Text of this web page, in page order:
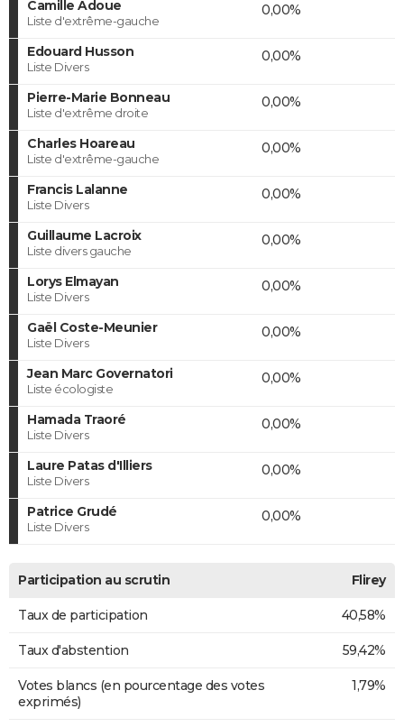
Camille Adoue
Liste d'extrême-gauche
0,00%
Edouard Husson
Liste Divers
0,00%
Pierre-Marie Bonneau
Liste d'extrême droite
0,00%
Charles Hoareau
Liste d'extrême-gauche
0,00%
Francis Lalanne
Liste Divers
0,00%
Guillaume Lacroix
Liste divers gauche
0,00%
Lorys Elmayan
Liste Divers
0,00%
Gaël Coste-Meunier
Liste Divers
0,00%
Jean Marc Governatori
Liste écologiste
0,00%
Hamada Traoré
Liste Divers
0,00%
Laure Patas d'Illiers
Liste Divers
0,00%
Patrice Grudé
Liste Divers
0,00%
Participation au scrutin Flirey
Taux de participation 40,58%
Taux d'abstention 59,42%
Votes blancs (en pourcentage des votes
exprimés)
1,79%